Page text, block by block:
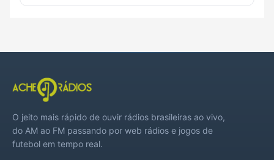
O jeito mais rápido de ouvir rádios brasileiras ao vivo,
do AM ao FM passando por web rádios e jogos de
futebol em tempo real.